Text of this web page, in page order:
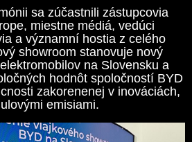
sa zúčastnili zástupcovia
miestne médiá, vedúci
a významní hostia z celého
showroom stanovuje nový
na Slovensku a
hodnôt spoločností BYD
zakorenenej v inováciách,
emisiami.